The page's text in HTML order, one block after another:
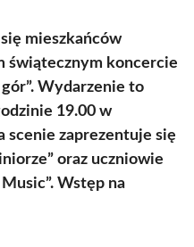
mieszkańców
świątecznym koncercie
gór”. Wydarzenie to
19.00 w
scenie zaprezentuje się
oraz uczniowie
Wstęp na